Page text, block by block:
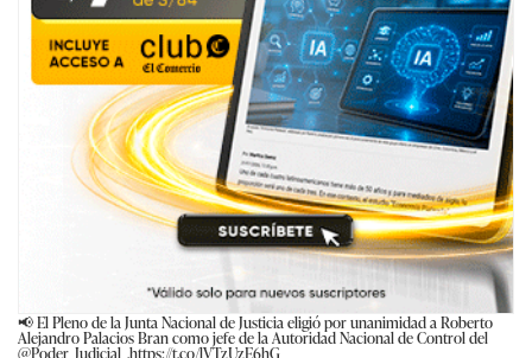
📢 El Pleno de la Junta Nacional de Justicia eligió por unanimidad a Roberto
Alejandro Palacios Bran como jefe de la Autoridad Nacional de Control del
@Poder_Judicial_ .https://t.co/lVTzUzE6hG